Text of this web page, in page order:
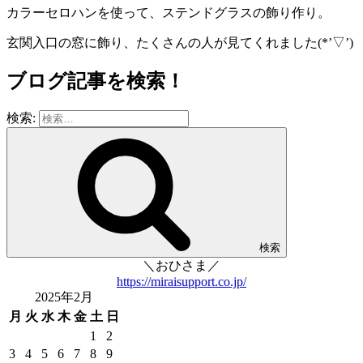
カラーセロハンを使って、ステンドグラスの飾り作り。
玄関入口の窓に飾り、たくさんの人が見てくれました(*’▽’)
ブログ記事を検索！
検索:
検索
＼おひさま／
https://miraisupport.co.jp/
2025年2月
月 火 水 木 金 土 日
1
2
3
4 5 6 7 8
9